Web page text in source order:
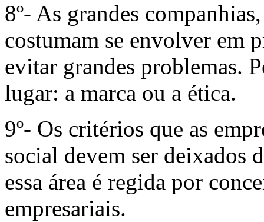
8º- As grandes
costumam se envolver em
evitar grandes problemas.
lugar: a marca ou a ética.
9º- Os critérios que as
social devem ser deixados
essa área é regida por
empresariais.